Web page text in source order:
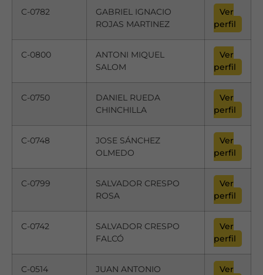
C-0782
GABRIEL IGNACIO
ROJAS MARTINEZ
Ver
perfil
C-0800
ANTONI MIQUEL
SALOM
Ver
perfil
C-0750
DANIEL RUEDA
CHINCHILLA
Ver
perfil
C-0748
JOSE SÁNCHEZ
OLMEDO
Ver
perfil
C-0799
SALVADOR CRESPO
ROSA
Ver
perfil
C-0742
SALVADOR CRESPO
FALCÓ
Ver
perfil
C-0514
JUAN ANTONIO
Ver